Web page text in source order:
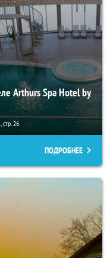
Arthurs Spa Hotel by
26
ПОДРОБНЕЕ